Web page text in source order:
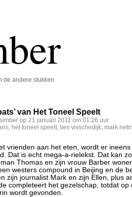
de andere stukken
van Het Toneel Speelt
op 21 januari 2011 om 01:26 uur
, het toneel speelt, lies visschedijk, mark
vrienden aan het eten, wordt er
Dat is echt mega-a-rielekst. Dat kan
Thomas en zijn vrouw Barber
westers compound in Beijing en de
zijn journalist Mark en zijn Ellen, plus
completeert het gezelschap, totdat op
wordt gevonden.